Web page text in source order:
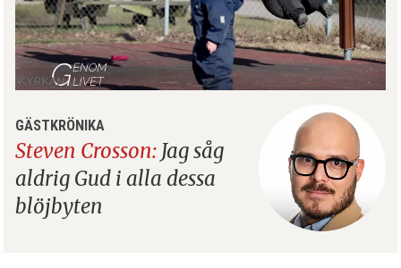
GÄSTKRÖNIKA
Steven Crosson: Jag såg
aldrig Gud i alla dessa
blöjbyten